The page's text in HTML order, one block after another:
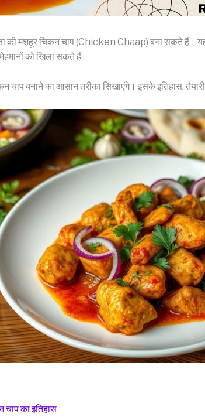
की मशहूर चिकन चाप (Chicken Chaap) बना सकते हैं।
को खिला सकते हैं।
बनाने का आसान तरीका सिखाएंगे। इसके इतिहास,
का इतिहास